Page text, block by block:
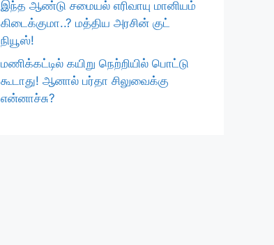
இந்த ஆண்டு சமையல் எரிவாயு மானியம்
கிடைக்குமா..? மத்திய அரசின் குட்
நியூஸ்!
மணிக்கட்டில் கயிறு நெற்றியில் பொட்டு
கூடாது! ஆனால் பர்தா சிலுவைக்கு
என்னாச்சு?